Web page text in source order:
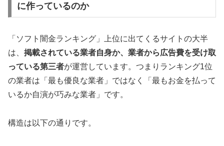
に作っているのか
「ソフト闇金ランキング」上位に出てくるサイトの大半
は、 掲載されている業者自身か、業者から広告費を受け取
っている第三者が運営しています。つまりランキング1位
の業者は「最も優良な業者」ではなく「最もお金を払って
いるか自演が巧みな業者」です。
構造は以下の通りです。